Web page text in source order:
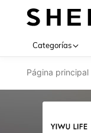
Categorías
Página principal